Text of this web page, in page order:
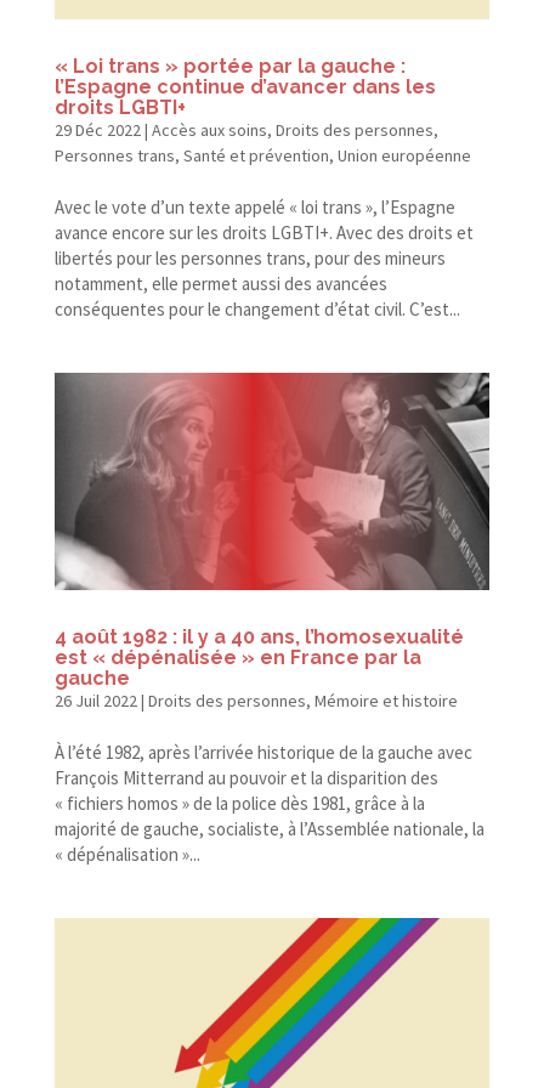
« Loi trans » portée par la gauche :
l’Espagne continue d’avancer dans les
droits LGBTI+
29 Déc 2022| Accès aux soins, Droits des personnes,
Personnes trans, Santé et prévention, Union européenne
Avec le vote d’un texte appelé « loi trans », l’Espagne
avance encore sur les droits LGBTI+. Avec des droits et
libertés pour les personnes trans, pour des mineurs
notamment, elle permet aussi des avancées
conséquentes pour le changement d’état civil. C’est...
4 août 1982 : il y a 40 ans, l’homosexualité
est « dépénalisée » en France par la
gauche
26 Juil 2022| Droits des personnes, Mémoire et histoire
À l’été 1982, après l’arrivée historique de la gauche avec
François Mitterrand au pouvoir et la disparition des
« fichiers homos » de la police dès 1981, grâce à la
majorité de gauche, socialiste, à l’Assemblée nationale, la
« dépénalisation »...